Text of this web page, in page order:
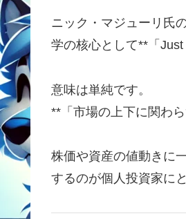
ニック・マジューリ氏
学の核心として**「Just
意味は単純です。
**「市場の上下に関わ
株価や資産の値動きに
するのが個人投資家に